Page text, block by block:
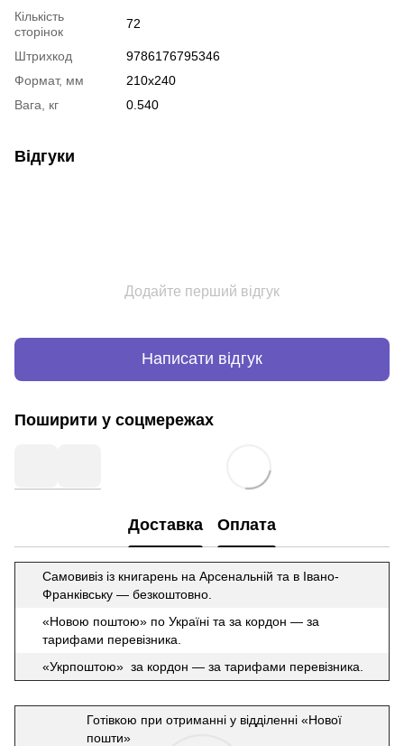
Кількість
сторінок
72
Штрихкод
9786176795346
Формат, мм
210х240
Вага, кг
0.540
Відгуки
Додайте перший відгук
Написати відгук
Поширити у соцмережах
Доставка Оплата
Самовивіз із книгарень на Арсенальній та в Івано-
Франківську — безкоштовно.
«Новою поштою» по Україні та за кордон — за
тарифами перевізника.
«Укрпоштою» за кордон — за тарифами перевізника.
Готівкою при отриманні у відділенні «Нової
пошти»